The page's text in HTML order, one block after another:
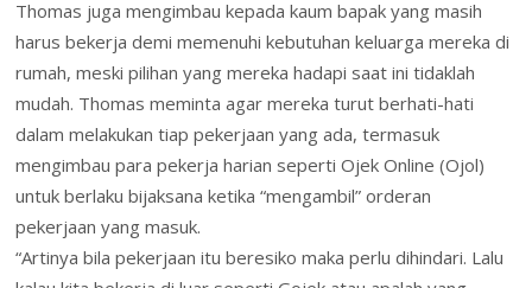
Thomas juga mengimbau kepada kaum bapak yang masih
harus bekerja demi memenuhi kebutuhan keluarga mereka di
rumah, meski pilihan yang mereka hadapi saat ini tidaklah
mudah. Thomas meminta agar mereka turut berhati-hati
dalam melakukan tiap pekerjaan yang ada, termasuk
mengimbau para pekerja harian seperti Ojek Online (Ojol)
untuk berlaku bijaksana ketika “mengambil” orderan
pekerjaan yang masuk.
“Artinya bila pekerjaan itu beresiko maka perlu dihindari. Lalu